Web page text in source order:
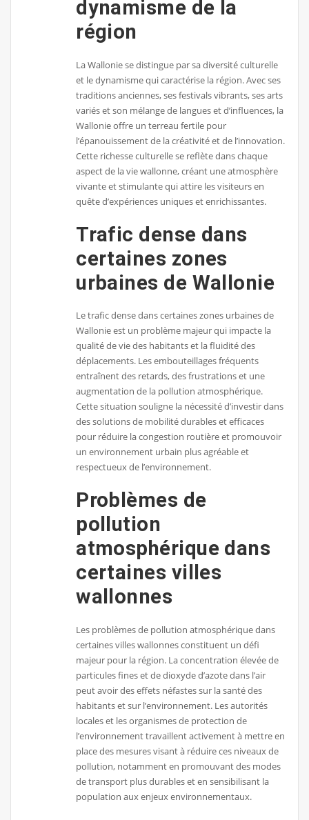
dynamisme de la
région
La Wallonie se distingue par sa diversité culturelle
et le dynamisme qui caractérise la région. Avec ses
traditions anciennes, ses festivals vibrants, ses arts
variés et son mélange de langues et d’influences, la
Wallonie offre un terreau fertile pour
l’épanouissement de la créativité et de l’innovation.
Cette richesse culturelle se reflète dans chaque
aspect de la vie wallonne, créant une atmosphère
vivante et stimulante qui attire les visiteurs en
quête d’expériences uniques et enrichissantes.
Trafic dense dans
certaines zones
urbaines de Wallonie
Le trafic dense dans certaines zones urbaines de
Wallonie est un problème majeur qui impacte la
qualité de vie des habitants et la fluidité des
déplacements. Les embouteillages fréquents
entraînent des retards, des frustrations et une
augmentation de la pollution atmosphérique.
Cette situation souligne la nécessité d’investir dans
des solutions de mobilité durables et efficaces
pour réduire la congestion routière et promouvoir
un environnement urbain plus agréable et
respectueux de l’environnement.
Problèmes de
pollution
atmosphérique dans
certaines villes
wallonnes
Les problèmes de pollution atmosphérique dans
certaines villes wallonnes constituent un défi
majeur pour la région. La concentration élevée de
particules fines et de dioxyde d’azote dans l’air
peut avoir des effets néfastes sur la santé des
habitants et sur l’environnement. Les autorités
locales et les organismes de protection de
l’environnement travaillent activement à mettre en
place des mesures visant à réduire ces niveaux de
pollution, notamment en promouvant des modes
de transport plus durables et en sensibilisant la
population aux enjeux environnementaux.